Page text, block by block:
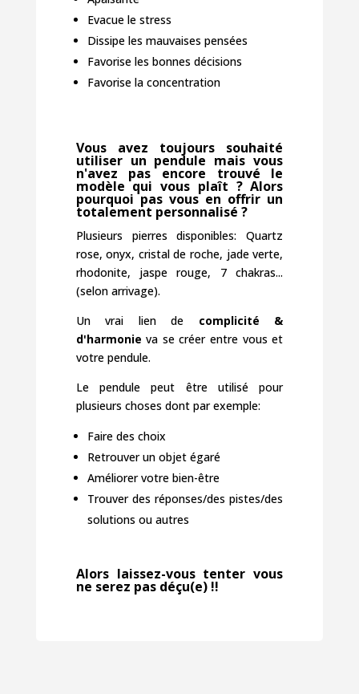
Evacue le stress
Dissipe les mauvaises pensées
Favorise les bonnes décisions
Favorise la concentration
Vous avez toujours souhaité
utiliser un pendule mais vous
n'avez pas encore trouvé le
modèle qui vous plaît ? Alors
pourquoi pas vous en offrir un
totalement personnalisé ?
Plusieurs pierres disponibles: Quartz
rose, onyx, cristal de roche, jade verte,
rhodonite, jaspe rouge, 7 chakras...
(selon arrivage).
Un vrai lien de complicité &
d'harmonie va se créer entre vous et
votre pendule.
Le pendule peut être utilisé pour
plusieurs choses dont par exemple:
Faire des choix
Retrouver un objet égaré
Améliorer votre bien-être
Trouver des réponses/des pistes/des
solutions ou autres
Alors laissez-vous tenter vous
ne serez pas déçu(e) !!